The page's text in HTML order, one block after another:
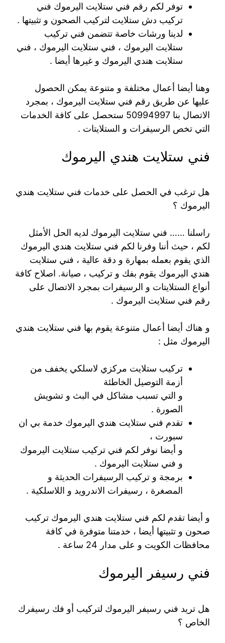
توفر لكم رقم فني ستلايت اليرموك فني
تركيب دش ستلايت لتركيب الصحون و تثبيتها .
لدينا ورشات خاصة تتضمن فني تركيب
ستلايت اليرموك ، فني ستلايت اليرموك ، فني
ستلايت هندي اليرموك و غيرها أيضا .
وهنا أيضا أعمال مختلفة و متنوعة يمكن الحصول
عليها عن طريق رقم فني ستلايت اليرموك ، بمجرد
الاتصال بنا 50994997 ستحصل على كافة الخدمات
التي تخص الرسيفرات و الستلايتات .
فني ستلايت هندي اليرموك
هل ترغب في الحصل على خدمات فني ستلايت هندي
اليرموك ؟
راسلنا …… فني ستلايت اليرموك لديه الحل الأمثل
لكم ، حيث أننا وفرنا لكم فني ستلايت هندي اليرموك
الذي يقوم بعمله بمهارة و دقة عالية ، فني ستلايت
هندي اليرموك يقوم بفك و تركيب ، صيانة. اصلاح كافة
أنواع الستلايتات و الرسيفرات بمجرد الاتصال على
رقم فني ستلايت اليرموك .
و هناك أيضا أعمال متنوعة يقوم بها فني ستلايت هندي
اليرموك مثل :
تركيب ستلايت مركزي لاسلكي يخفف من
أزمة التوصيل الخاطئة
و التي تسبب مشاكل في البث و تشويش
الصورة .
تقدم فني ستلايت هندي اليرموك خدمة بي ان
سبورت ،
و أيضا نوفر لكم فني تركيب ستلايت اليرموك
و فني ستلايت اليرموك .
برمجة و تركيب الرسيفرات الحديثة و
المصغرة ، رسيفرات الاندرويد و اللاسلكية .
و أيضا تقدم لكم فني ستلايت هندي اليرموك تركيب
صحون و تثبيتها أيضا ، خدمتنا متوفرة في كافة
محافظات الكويت و على مدار 24 ساعة .
فني رسيفر اليرموك
هل تريد فني رسيفر اليرموك لتركيب أو فك رسيفرك
الخاص ؟